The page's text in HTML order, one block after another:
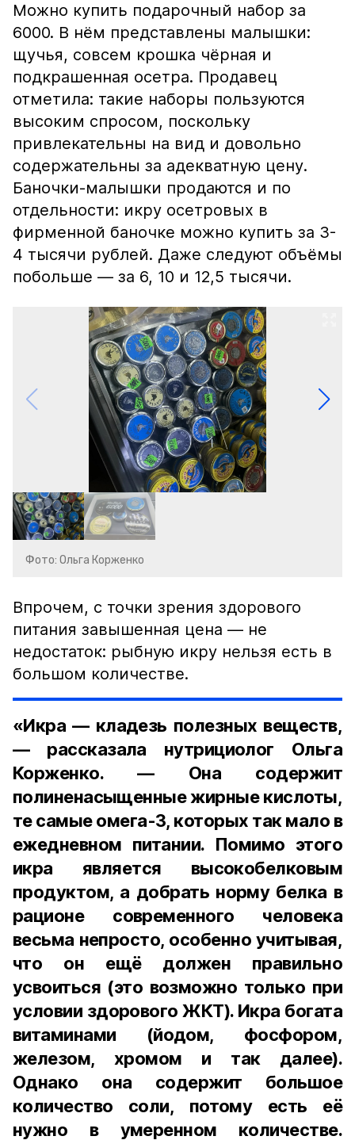
Можно купить подарочный набор за
6000. В нём представлены малышки:
щучья, совсем крошка чёрная и
подкрашенная осетра. Продавец
отметила: такие наборы пользуются
высоким спросом, поскольку
привлекательны на вид и довольно
содержательны за адекватную цену.
Баночки-малышки продаются и по
отдельности: икру осетровых в
фирменной баночке можно купить за 3-
4 тысячи рублей. Даже следуют объёмы
побольше — за 6, 10 и 12,5 тысячи.
Фото: Ольга Корженко
Впрочем, с точки зрения здорового
питания завышенная цена — не
недостаток: рыбную икру нельзя есть в
большом количестве.
«Икра — кладезь полезных веществ,
— рассказала нутрициолог Ольга
Корженко. — Она содержит
полиненасыщенные жирные кислоты,
те самые омега-3, которых так мало в
ежедневном питании. Помимо этого
икра является высокобелковым
продуктом, а добрать норму белка в
рационе современного человека
весьма непросто, особенно учитывая,
что он ещё должен правильно
усвоиться (это возможно только при
условии здорового ЖКТ). Икра богата
витаминами (йодом, фосфором,
железом, хромом и так далее).
Однако она содержит большое
количество соли, потому есть её
нужно в умеренном количестве.